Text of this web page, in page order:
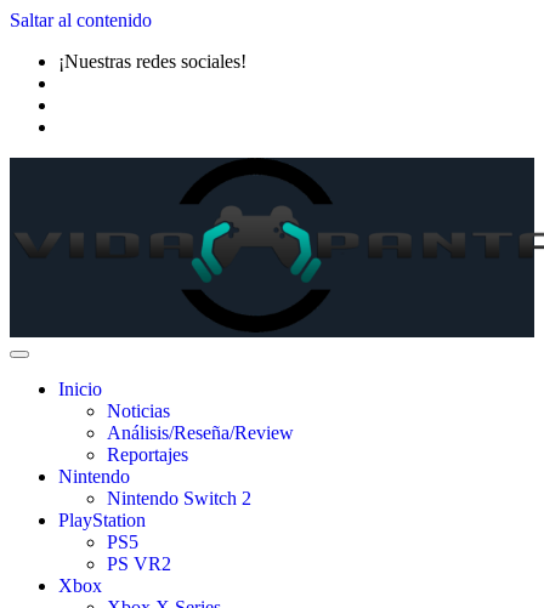
Saltar al contenido
¡Nuestras redes sociales!
Inicio
Noticias
Análisis/Reseña/Review
Reportajes
Nintendo
Nintendo Switch 2
PlayStation
PS5
PS VR2
Xbox